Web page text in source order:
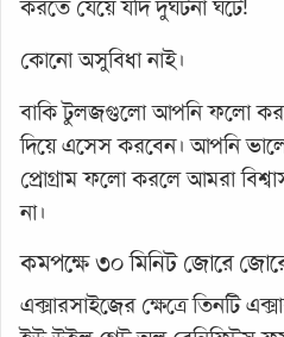
করতে যেয়ে যদি দুর্ঘটনা ঘটে!
কোনো অসুবিধা নাই।
বাকি টুলজগুলো আপনি ফলো
দিয়ে এসেস করবেন। আপনি
প্রোগ্রাম ফলো করলে আমরা
না।
কমপক্ষে ৩০ মিনিট জোরে
এক্সারসাইজের ক্ষেত্রে তিনটি